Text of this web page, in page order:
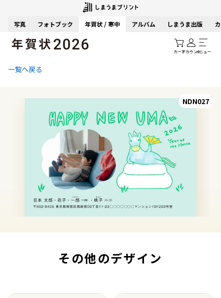
写真 フォトブック 年賀状 / 寒中 アルバム しまうま出版
カートアカウントメニュー
一覧へ戻る
NDN027
その他のデザイン